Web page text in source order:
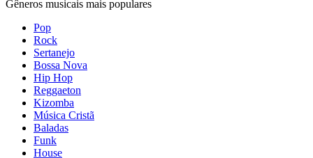
Gêneros musicais mais populares
Pop
Rock
Sertanejo
Bossa Nova
Hip Hop
Reggaeton
Kizomba
Música Cristã
Baladas
Funk
House